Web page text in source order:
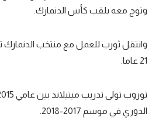
وتوج معه بلقب كأس الدنمارك.
21 عاما.
الدوري في موسم 2017-2018.